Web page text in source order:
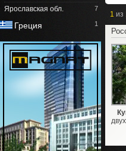
Ярославская обл. 7
Греция 1
1 из